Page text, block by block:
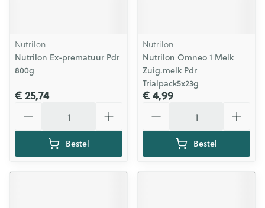
Nutrilon
Nutrilon Ex-prematuur Pdr
800g
€ 25,74
Bestel
Nutrilon
Nutrilon Omneo 1 Melk
Zuig.melk Pdr
Trialpack5x23g
€ 4,99
Bestel